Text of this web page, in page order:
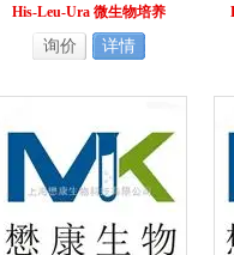
His-Leu-Ura 微生物培养
询价 详情